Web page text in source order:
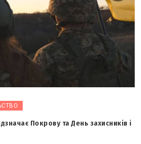
Покрову та День захисників і